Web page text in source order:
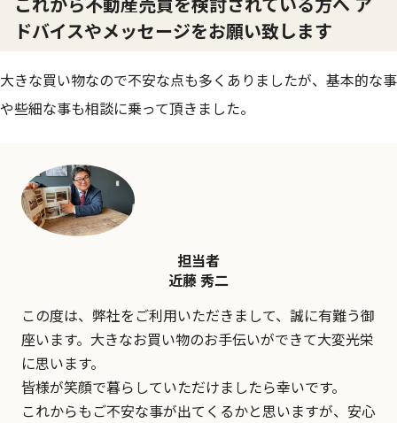
ドバイスやメッセージをお願い致します
大きな買い物なので不安な点も多くありましたが、基本的な事
や些細な事も相談に乗って頂きました。
担当者
近藤 秀二
この度は、弊社をご利用いただきまして、誠に有難う御
座います。大きなお買い物のお手伝いができて大変光栄
に思います。
皆様が笑顔で暮らしていただけましたら幸いです。
これからもご不安な事が出てくるかと思いますが、安心